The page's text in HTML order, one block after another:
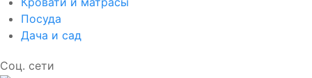
Посуда
Дача и сад
Соц. сети